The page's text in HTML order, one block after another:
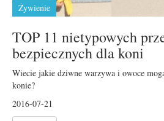
Żywienie
TOP 11 nietypowych
bezpiecznych dla koni
Wiecie jakie dziwne warzywa i owoce
konie?
2016-07-21